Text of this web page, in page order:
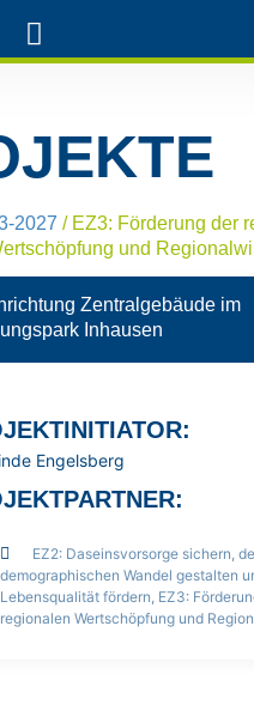
2027 / EZ3: Förderung der
und
Zentralgebäude im
Inhausen
Engelsberg
EZ2: Daseinsvorsorge sichern,
demographischen Wandel gestalten
Lebensqualität fördern, EZ3:
regionalen Wertschöpfung und